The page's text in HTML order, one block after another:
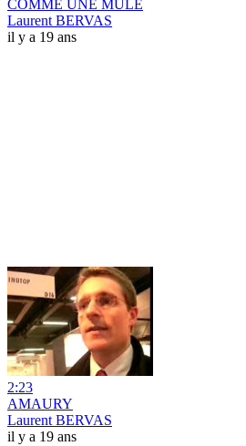
COMME UNE MULE
Laurent BERVAS
il y a 19 ans
2:23
AMAURY
Laurent BERVAS
il y a 19 ans